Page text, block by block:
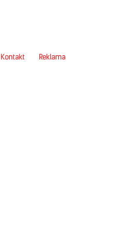
Kontakt Reklama